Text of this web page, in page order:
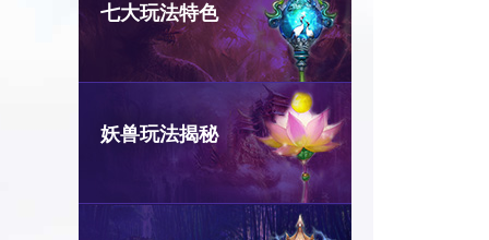
七大玩法特色
妖兽玩法揭秘